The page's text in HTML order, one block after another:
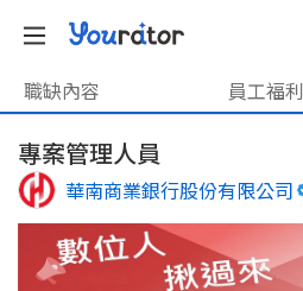
職缺內容 員工福利
專案管理人員
華南商業銀行股份有限公司